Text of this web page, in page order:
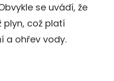
se uvádí, že
plyn, což platí
a ohřev vody.